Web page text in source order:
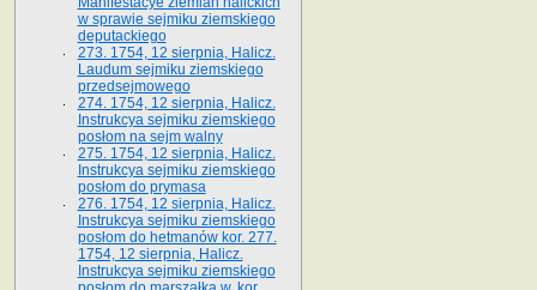
w sprawie sejmiku ziemskiego
deputackiego
273. 1754, 12 sierpnia, Halicz.
Laudum sejmiku ziemskiego
przedsejmowego
274. 1754, 12 sierpnia, Halicz.
Instrukcya sejmiku ziemskiego
posłom na sejm walny
275. 1754, 12 sierpnia, Halicz.
Instrukcya sejmiku ziemskiego
posłom do prymasa
276. 1754, 12 sierpnia, Halicz.
Instrukcya sejmiku ziemskiego
posłom do hetmanów kor. 277.
1754, 12 sierpnia, Halicz.
Instrukcya sejmiku ziemskiego